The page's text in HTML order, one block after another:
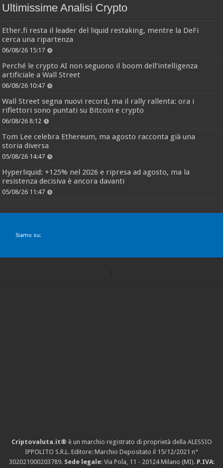
Ultimissime Analisi Crypto
Ether.fi resta il leader del liquid restaking, mentre la DeFi
cerca una ripartenza
06/08/26 15:17
Perché le crypto AI non seguono il boom dell’intelligenza
artificiale a Wall Street
06/08/26 10:47
Wall Street segna nuovi record, ma il rally rallenta: ora i
riflettori sono puntati su Bitcoin e crypto
06/08/26 8:12
Tom Lee celebra Ethereum, ma agosto racconta già una
storia diversa
05/08/26 14:47
Hyperliquid: +125% nel 2026 e ripresa ad agosto, ma la
resistenza decisiva è ancora davanti
05/08/26 11:47
Siamo su:
Criptovaluta.it® è un marchio registrato di proprietà della ALESSIO
IPPOLITO S.R.L. Editore: Marchio Depositato il 15/12/2021 n°
302021000203789. Sede legale: Via Pola, 11 - 20124 Milano (MI). P.IVA: